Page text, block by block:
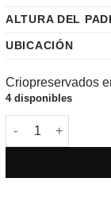
ALTURA DEL
UBICACIÓN
Criopreservados
4 disponibles
OVO-16888 VIP